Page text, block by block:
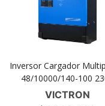
Inversor Cargador
48/10000/140-100
VICTRON